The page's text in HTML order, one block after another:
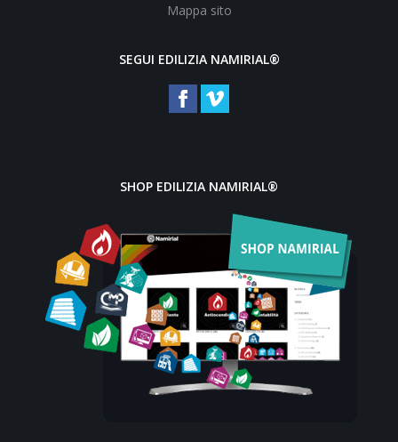
Mappa sito
SEGUI EDILIZIA NAMIRIAL®
SHOP EDILIZIA NAMIRIAL®